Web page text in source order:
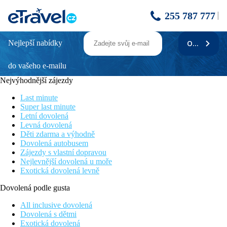
255 787 777
AluaSun Helios Beach
Bohatý koncept All Inclusive
Atraktivní poloha u pláže i centra města
Ideální pro rodinnou dovolenou
Poloha
Jedinečná poloha přímo u pláže i pobřežní promenády a cca 500
m od centra letoviska Obzor. Mezinárodní letiště Varna je
vzdálené cca 65 km od hotelu.
Vybavení
192 pokojů, vstupní hala s recepcí, hlavní restaurace, restaurace
s obsluhou, několik barů, směnárna, prádelna, úschovna
zavazadel, půjčovna aut, obchod se suvenýry. Venku bazén, bar
Pokoje
Nejlepší nabídky
do vašeho e-mailu
ODEBÍRAT
Nejvýhodnější zájezdy
Last minute
Super last minute
Letní dovolená
Levná dovolená
Děti zdarma a výhodně
Dovolená autobusem
Zájezdy s vlastní dopravou
Nejlevnější dovolená u moře
Exotická dovolená levně
Dovolená podle gusta
All inclusive dovolená
Dovolená s dětmi
Exotická dovolená